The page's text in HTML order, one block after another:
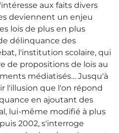
aux faits divers
deviennent un enjeu
lois de plus en plus
délinquance des
l'institution scolaire, qui
de propositions de lois au
médiatisés… Jusqu'à
l'illusion que l'on répond
en ajoutant des
lui-même modifié à plus
2002, s'interroge